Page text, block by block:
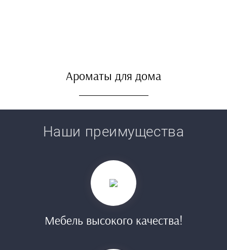
Ароматы для дома
Наши преимущества
Мебель высокого качества!